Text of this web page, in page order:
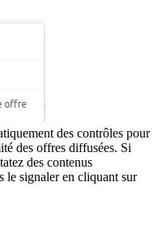
des contrôles pour
des offres diffusées. Si
des contenus
le signaler en cliquant sur